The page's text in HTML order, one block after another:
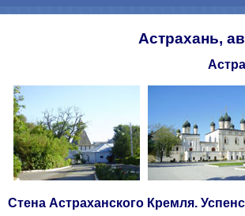
Астрахань,
Стена Астраханского Кремля.